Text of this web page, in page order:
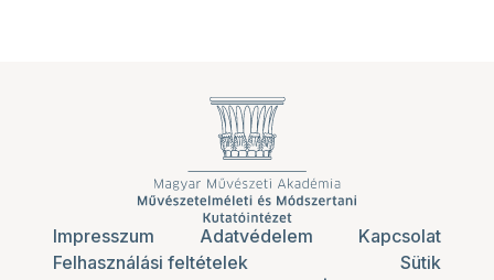
Impresszum Adatvédelem
Kapcsolat
Felhasználási feltételek
Sütik